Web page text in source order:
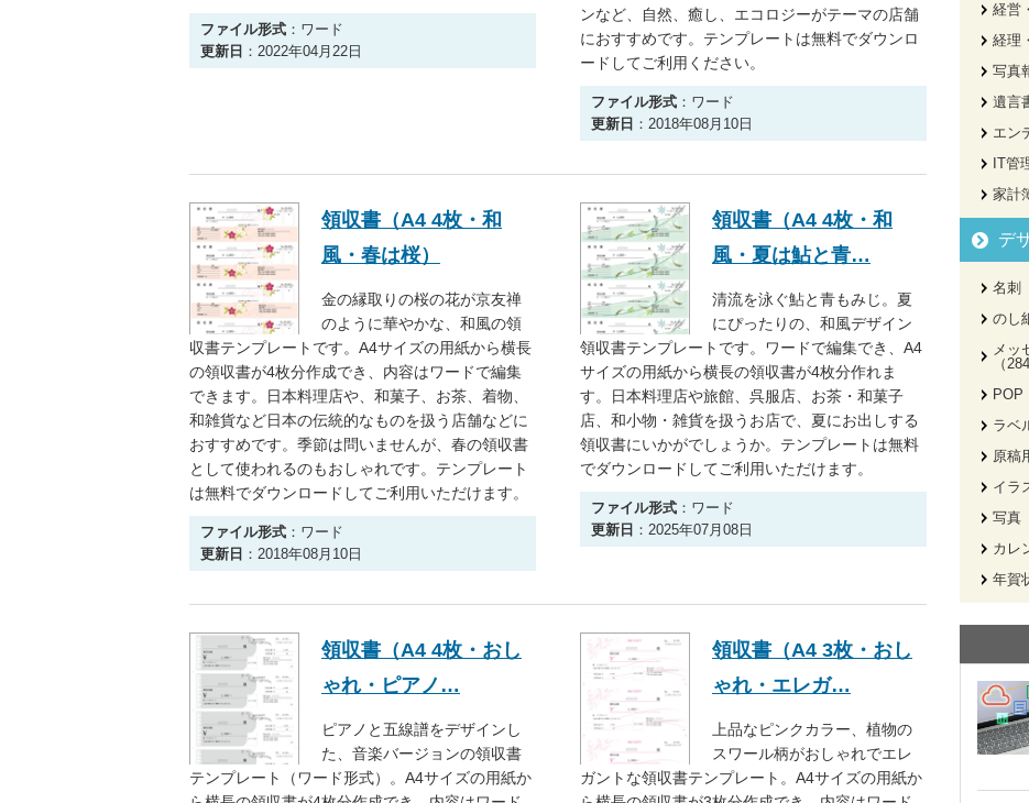
ファイル形式 ：ワード
更新日 ：2022年04月22日
ンなど、自然、癒し、エコロジーがテーマの店舗
におすすめです。テンプレートは無料でダウンロ
ードしてご利用ください。
ファイル形式 ：ワード
更新日 ：2018年08月10日
領収書（A4 4枚・和
風・春は桜）
金の縁取りの桜の花が京友禅
のように華やかな、和風の領
収書テンプレートです。A4サイズの用紙から横長
の領収書が4枚分作成でき、内容はワードで編集
できます。日本料理店や、和菓子、お茶、着物、
和雑貨など日本の伝統的なものを扱う店舗などに
おすすめです。季節は問いませんが、春の領収書
として使われるのもおしゃれです。テンプレート
は無料でダウンロードしてご利用いただけます。
ファイル形式 ：ワード
更新日 ：2018年08月10日
領収書（A4 4枚・和
風・夏は鮎と青…
清流を泳ぐ鮎と青もみじ。夏
にぴったりの、和風デザイン
領収書テンプレートです。ワードで編集でき、A4
サイズの用紙から横長の領収書が4枚分作れま
す。日本料理店や旅館、呉服店、お茶・和菓子
店、和小物・雑貨を扱うお店で、夏にお出しする
領収書にいかがでしょうか。テンプレートは無料
でダウンロードしてご利用いただけます。
ファイル形式 ：ワード
更新日 ：2025年07月08日
領収書（A4 4枚・おし
ゃれ・ピアノ…
ピアノと五線譜をデザインし
た、音楽バージョンの領収書
テンプレート（ワード形式）。A4サイズの用紙か
領収書（A4 3枚・おし
ゃれ・エレガ…
上品なピンクカラー、植物の
スワール柄がおしゃれでエレ
ガントな領収書テンプレート。A4サイズの用紙か
経営
経理
写真
遺言
エン
IT管
家計
デ
名刺
のし
メッ
（284
POP
ラベ
原稿
イラ
写真
カレ
年賀